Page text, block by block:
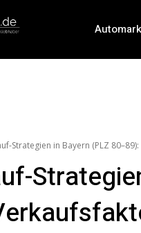
Strategien in Bayern (PLZ